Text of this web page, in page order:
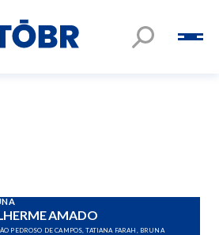
AMADO
PEDROSO DE CAMPOS, TATIANA FARAH, BRUNA